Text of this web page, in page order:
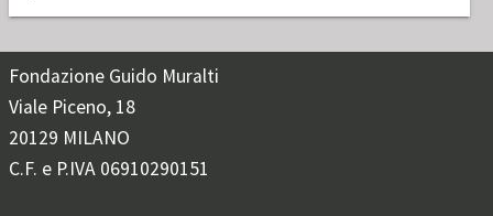
Fondazione Guido Muralti
Viale Piceno, 18
20129 MILANO
C.F. e P.IVA 06910290151